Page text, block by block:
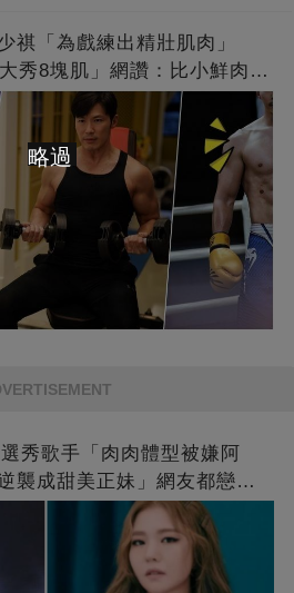
祺「為戲練出精壯肌肉」
秀8塊肌」網讚：比小鮮肉猛
秀歌手「肉肉體型被嫌阿
成甜美正妹」網友都戀愛
略過